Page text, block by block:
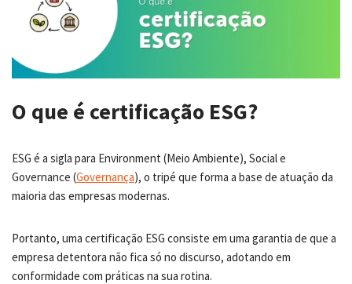
O que é certificação ESG?
ESG é a sigla para Environment (Meio Ambiente), Social e
Governance (Governança), o tripé que forma a base de atuação da
maioria das empresas modernas.
Portanto, uma certificação ESG consiste em uma garantia de que a
empresa detentora não fica só no discurso, adotando em
conformidade com práticas na sua rotina.